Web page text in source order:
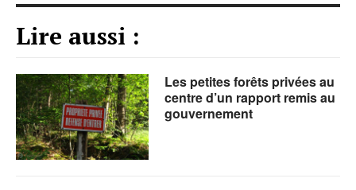
Lire aussi :
Les petites forêts privées au
centre d’un rapport remis au
gouvernement